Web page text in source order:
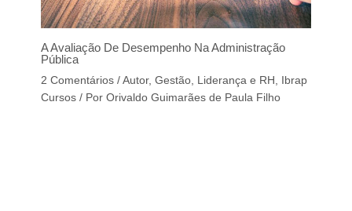
A Avaliação De Desempenho Na Administração
Pública
2 Comentários /Autor, Gestão, Liderança e RH
Ibrap
Cursos/ Por Orivaldo Guimarães de Paula Filho